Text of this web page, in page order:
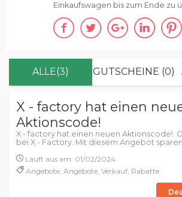
ALLE(3) GUTSCHEINE (0)
X - factory hat einen
Aktionscode!
X - factory hat einen neuen Aktionscode!.
bei X - Factory. Mit diesem Angebot
Läuft aus am: 01/02/2024
Angebote, Angebote, Verkauf, Rabatte
Einkaufswagen bis zum Ende zu